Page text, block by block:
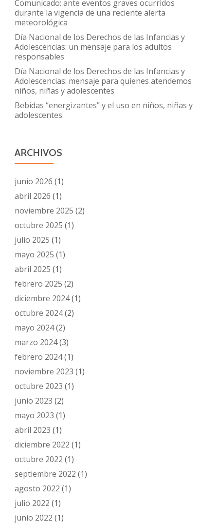
Comunicado: ante eventos graves ocurridos
durante la vigencia de una reciente alerta
meteorológica
Día Nacional de los Derechos de las Infancias y
Adolescencias: un mensaje para los adultos
responsables
Día Nacional de los Derechos de las Infancias y
Adolescencias: mensaje para quienes atendemos
niños, niñas y adolescentes
Bebidas “energizantes” y el uso en niños, niñas y
adolescentes
ARCHIVOS
junio 2026 (1)
abril 2026 (1)
noviembre 2025 (2)
octubre 2025 (1)
julio 2025 (1)
mayo 2025 (1)
abril 2025 (1)
febrero 2025 (2)
diciembre 2024(1)
octubre 2024(2)
mayo 2024(2)
marzo 2024(3)
febrero 2024(1)
noviembre 2023 (1)
octubre 2023 (1)
junio 2023 (2)
mayo 2023 (1)
abril 2023 (1)
diciembre 2022 (1)
octubre 2022 (1)
septiembre 2022 (1)
agosto 2022 (1)
julio 2022 (1)
junio 2022 (1)